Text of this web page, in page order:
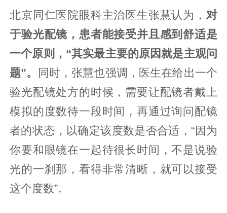
北京同仁医院眼科主治医生张慧认为， 对
于验光配镜，患者能接受并且感到舒适是
一个原则，“其实最主要的原因就是主观问
题”。
同时，张慧也强调，医生在给出一个
验光配镜处方的时候，需要让配镜者戴上
模拟的度数待一段时间，再通过询问配镜
者的状态，以确定该度数是否合适，“因为
你要和眼镜在一起待很长时间，不是说验
光的一刹那，看得非常清晰，就可以接受
这个度数”。